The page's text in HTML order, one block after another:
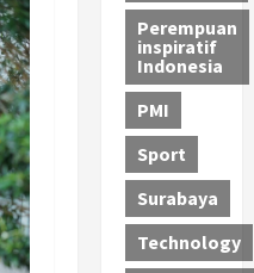
Perempuan
inspiratif
Indonesia
PMI
Sport
Surabaya
Technology